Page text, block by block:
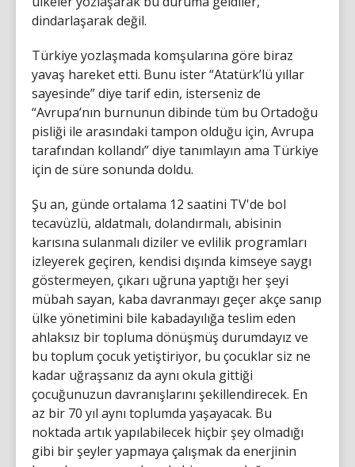
dindarlaşarak değil.
Türkiye yozlaşmada komşularına göre biraz
yavaş hareket etti. Bunu ister “Atatürk’lü yıllar
sayesinde” diye tarif edin, isterseniz de
“Avrupa’nın burnunun dibinde tüm bu Ortadoğu
pisliği ile arasındaki tampon olduğu için, Avrupa
tarafından kollandı” diye tanımlayın ama Türkiye
için de süre sonunda doldu.
Şu an, günde ortalama 12 saatini TV'de bol
tecavüzlü, aldatmalı, dolandırmalı, abisinin
karısına sulanmalı diziler ve evlilik programları
izleyerek geçiren, kendisi dışında kimseye saygı
göstermeyen, çıkarı uğruna yaptığı her şeyi
mübah sayan, kaba davranmayı geçer akçe sanıp
ülke yönetimini bile kabadayılığa teslim eden
ahlaksız bir topluma dönüşmüş durumdayız ve
bu toplum çocuk yetiştiriyor, bu çocuklar siz ne
kadar uğraşsanız da aynı okula gittiği
çocuğunuzun davranışlarını şekillendirecek. En
az bir 70 yıl aynı toplumda yaşayacak. Bu
noktada artık yapılabilecek hiçbir şey olmadığı
gibi bir şeyler yapmaya çalışmak da enerjinin